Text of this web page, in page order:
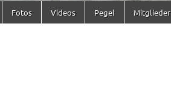
Fotos Videos Pegel Mitglieder